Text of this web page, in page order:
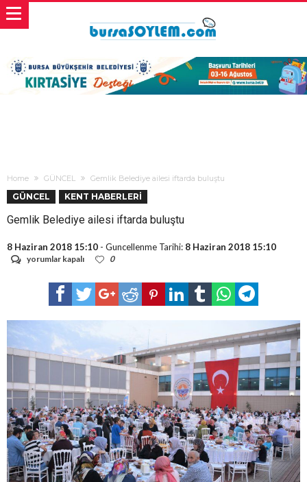
Home GÜNCEL Gemlik Belediye ailesi iftarda buluştu
GÜNCEL KENT HABERLERİ
Gemlik Belediye ailesi iftarda buluştu
8 Haziran 2018 15:10 - Guncellenme Tarihi: 8 Haziran 2018 15:10
Gemlik
yorumlar kapalı 0